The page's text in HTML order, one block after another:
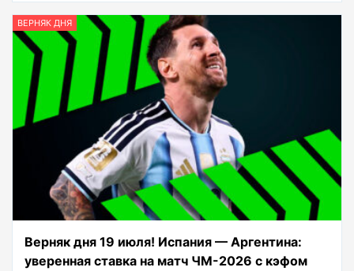
ВЕРНЯК ДНЯ
Верняк дня 19 июля! Испания — Аргентина:
уверенная ставка на матч ЧМ-2026 с кэфом